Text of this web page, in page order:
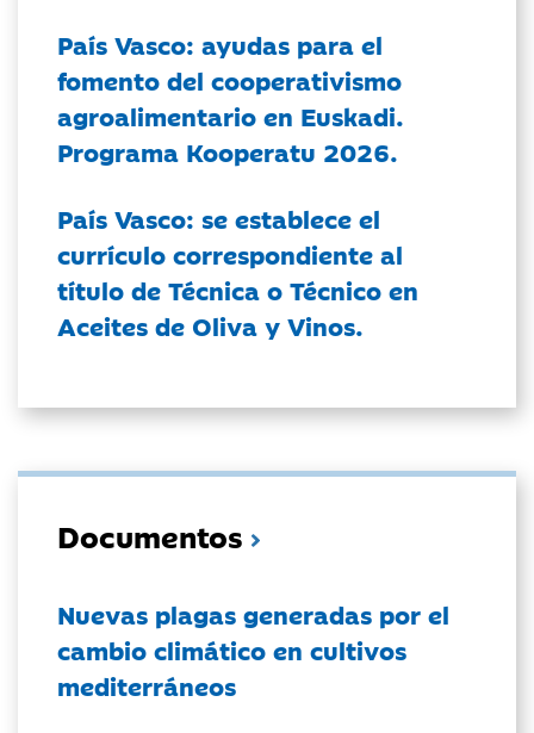
País Vasco: ayudas para el
fomento del cooperativismo
agroalimentario en Euskadi.
Programa Kooperatu 2026.
País Vasco: se establece el
currículo correspondiente al
título de Técnica o Técnico en
Aceites de Oliva y Vinos.
Documentos
Nuevas plagas generadas por el
cambio climático en cultivos
mediterráneos